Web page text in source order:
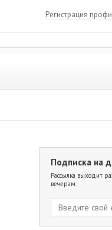
Регистрация
Подписка на
Рассылка выходит
вечерам.